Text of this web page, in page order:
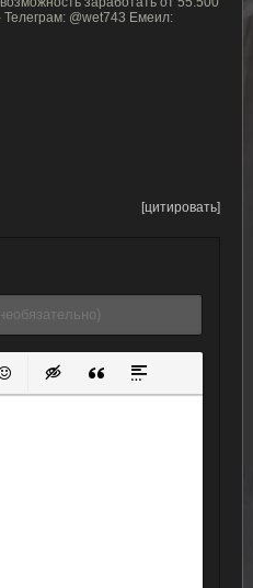
@wet743 Емеил:
[цитировать]
защищенную ссылку
смайлик
Вставка скрытого текста
Вставка цитаты
Вставка спойлера